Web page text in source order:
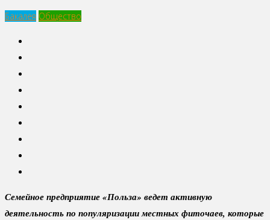
Бакалея Общество
Семейное предприятие «Польза» ведет активную
деятельность по популяризации местных фиточаев, которые